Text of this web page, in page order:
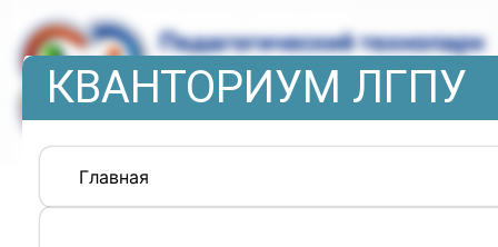
КВАНТОРИУМ ЛГПУ
Главная